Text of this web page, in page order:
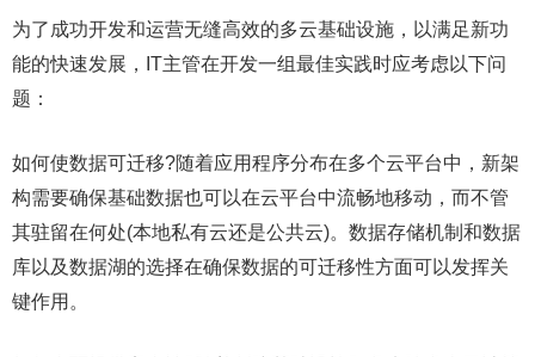
为了成功开发和运营无缝高效的多云基础设施，以满足新功
能的快速发展，IT主管在开发一组最佳实践时应考虑以下问
题：
如何使数据可迁移?随着应用程序分布在多个云平台中，新架
构需要确保基础数据也可以在云平台中流畅地移动，而不管
其驻留在何处(本地私有云还是公共云)。数据存储机制和数据
库以及数据湖的选择在确保数据的可迁移性方面可以发挥关
键作用。